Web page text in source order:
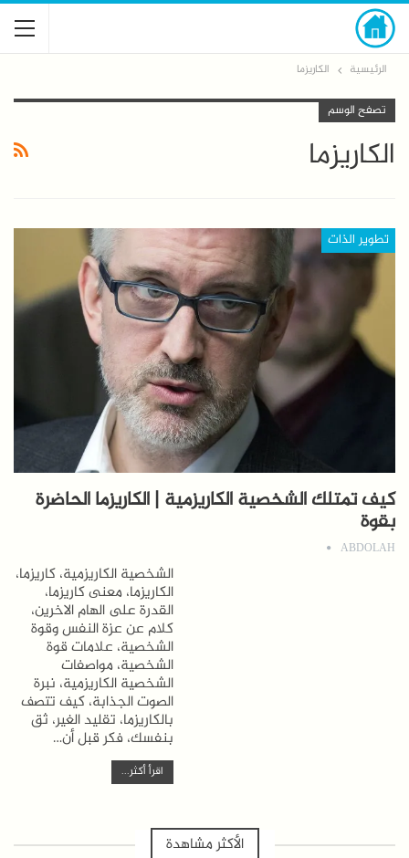
الرئيسية الكاريزما
تصفح الوسم
الكاريزما
تطوير الذات
كيف تمتلك الشخصية الكاريزمية | الكاريزما الحاضرة
بقوة
ABDOLAH
الشخصية الكاريزمية، كاريزما،
الكاريزما، معنى كاريزما،
القدرة على الهام الاخرين،
كلام عن عزة النفس وقوة
الشخصية، علامات قوة
الشخصية، مواصفات
الشخصية الكاريزمية، نبرة
الصوت الجذابة، كيف تتصف
بالكاريزما، تقليد الغير، ثق
بنفسك، فكر قبل أن…
اقرأ أكثر...
الأكثر مشاهدة